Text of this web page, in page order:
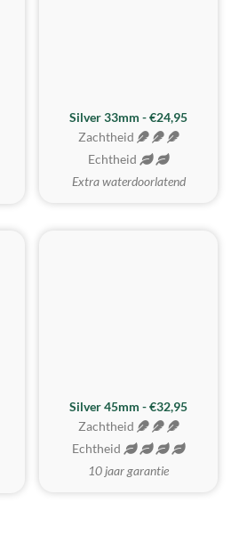
Silver 33mm - €24,95
Zachtheid
Echtheid
Extra waterdoorlatend
MEEST GEKOZEN
Silver 45mm - €32,95
Zachtheid
Echtheid
10 jaar garantie